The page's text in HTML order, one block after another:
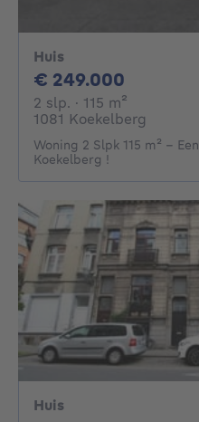
Huis
€ 249.000
2 slp. 2 slaapkamers
· 115 m²
1081 Koekelberg
Woning 2 Slpk 115 m² –
Koekelberg !
Huis